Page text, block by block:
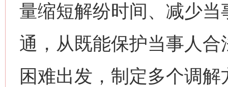
量缩短解纷时间、减少
通，从既能保护当事人
困难出发，制定多个调